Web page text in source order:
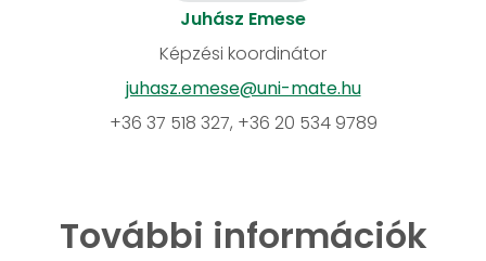
Juhász Emese
Képzési koordinátor
juhasz.emese@uni-mate.hu
+36 37 518 327, +36 20 534 9789
További információk